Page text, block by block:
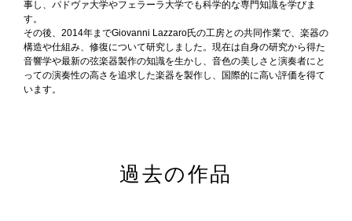
事し、パドヴァ大学やフェラーラ大学でも科学的な専門知識を学びま
す。
その後、2014年までGiovanni Lazzaro氏の工房との共同作業で、楽器の
構造や仕組み、修復について研究しました。現在は自身の研究から得た
音響学や最新の弦楽器製作の知識を生かし、音色の美しさと演奏者にと
っての演奏性の高さを追求した楽器を製作し、国際的に高い評価を得て
います。
過去の作品